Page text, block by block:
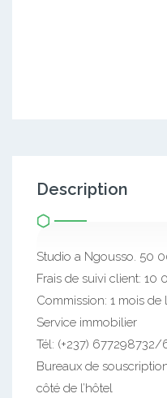
Description
Studio a Ngousso. 50
Frais de suivi client: 10
Commission: 1 mois de
Service immobilier
Tél: (+237)
Bureaux de
côté de l’hôtel